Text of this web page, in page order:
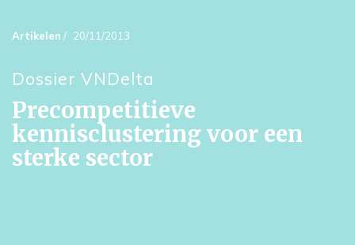
Artikelen / 20/11/2013
Dossier VNDelta
Precompetitieve
kennisclustering voor een
sterke sector